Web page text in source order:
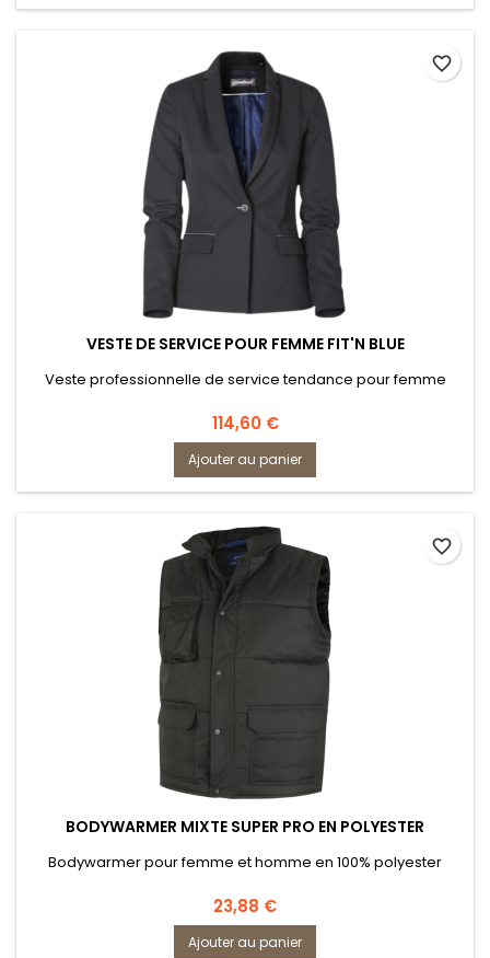
VESTE DE SERVICE POUR FEMME FIT'N BLUE
Veste professionnelle de service tendance pour femme
Prix
114,60 €
Ajouter au panier
favorite_border
BODYWARMER MIXTE SUPER PRO EN POLYESTER
Bodywarmer pour femme et homme en 100% polyester
Prix
23,88 €
Ajouter au panier
favorite_border